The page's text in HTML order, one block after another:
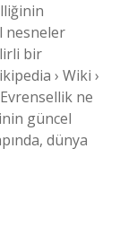
nesneler
bir
› Wiki ›
ne
güncel
dünya